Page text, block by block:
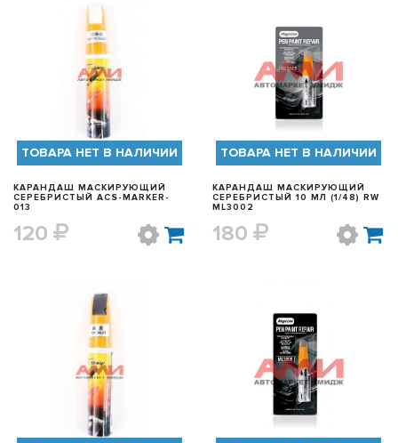
БЫСТРЫЙ ПРОСМОТР
ТОВАРА НЕТ В НАЛИЧИИ
КАРАНДАШ МАСКИРУЮЩИЙ
СЕРЕБРИСТЫЙ ACS-MARKER-
013
120
БЫСТРЫЙ ПРОСМОТР
ТОВАРА НЕТ В НАЛИЧИИ
КАРАНДАШ МАСКИРУЮЩИЙ
СЕРЕБРИСТЫЙ 10 МЛ (1/48) RW
ML3002
180
БЫСТРЫЙ ПРОСМОТР БЫСТРЫЙ ПРОСМОТР